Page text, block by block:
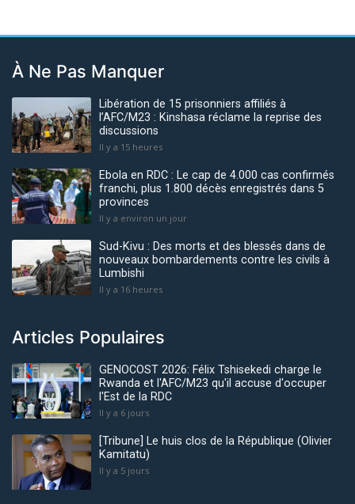
À Ne Pas Manquer
Libération de 15 prisonniers affiliés à
l’AFC/M23 : Kinshasa réclame la reprise des
discussions
Il y a 15 heures
Ebola en RDC : Le cap de 4.000 cas confirmés
franchi, plus 1.800 décès enregistrés dans 5
provinces
Il y a environ un jour
Sud-Kivu : Des morts et des blessés dans de
nouveaux bombardements contre les civils à
Lumbishi
Il y a 16 heures
Articles Populaires
GENOCOST 2026: Félix Tshisekedi charge le
Rwanda et l'AFC/M23 qu'il accuse d'occuper
l'Est de la RDC
Il y a 6 jours
[Tribune] Le huis clos de la République (Olivier
Kamitatu)
Il y a 5 jours